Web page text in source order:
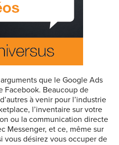
que le Google Ads
Facebook. Beaucoup de
à venir pour l’industrie
l’inventaire sur votre
ou la communication directe
Messenger, et ce, même sur
vous désirez vous occuper de